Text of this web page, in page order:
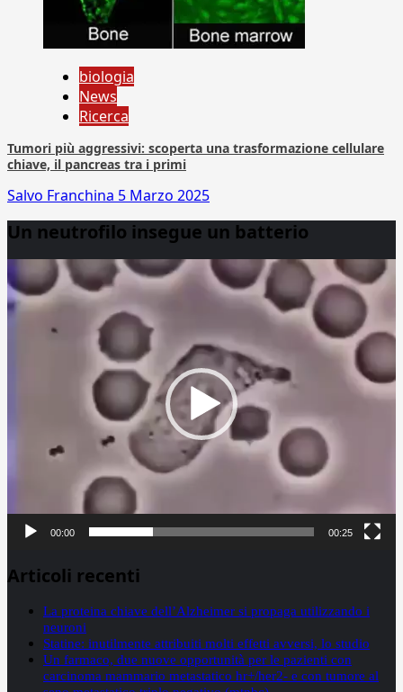
biologia
News
Ricerca
Tumori più aggressivi: scoperta una trasformazione cellulare
chiave, il pancreas tra i primi
Salvo Franchina 5 Marzo 2025
Un neutrofilo insegue un batterio
Player
00:00 00:25
Articoli recenti
La proteina chiave dell’Alzheimer si propaga utilizzando i
neuroni
Statine: inutilmente attribuiti molti effetti avversi, lo studio
Un farmaco, due nuove opportunità per le pazienti con
carcinoma mammario metastatico hr+/her2- e con tumore al